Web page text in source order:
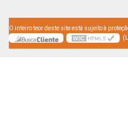
O inteiro teor deste site está sujeito à